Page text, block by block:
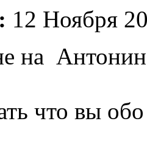
12 Ноября
на
что вы